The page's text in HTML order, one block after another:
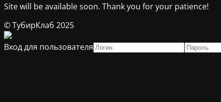
Site will be available soon. Thank you for your patience!
© ТубирКлаб 2025
Вход для пользователя